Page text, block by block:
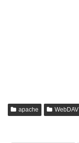
apache WebDAV